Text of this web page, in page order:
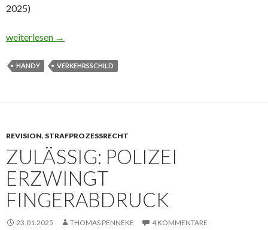
2025)
Neues Verkehrsschild „Achtung Handy!“ kommt
weiterlesen →
HANDY VERKEHRSSCHILD
REVISION, STRAFPROZESSRECHT
ZULÄSSIG: POLIZEI
ERZWINGT
FINGERABDRUCK
23.01.2025 THOMAS PENNEKE 4 KOMMENTARE